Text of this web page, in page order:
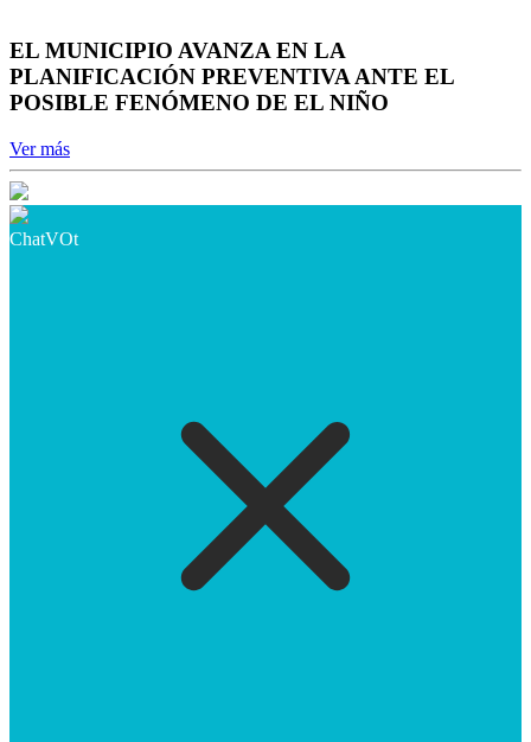
EL MUNICIPIO AVANZA EN LA
PLANIFICACIÓN PREVENTIVA ANTE EL
POSIBLE FENÓMENO DE EL NIÑO
Ver más
ChatVOt